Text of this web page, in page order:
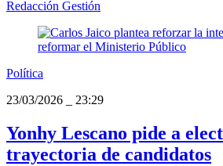
Redacción Gestión
Política
23/03/2026
23:29
Yonhy Lescano pide a
trayectoria de candidatos